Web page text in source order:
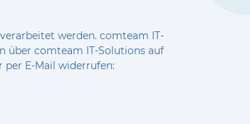
werden. comteam IT-
über comteam IT-Solutions auf
E-Mail widerrufen: